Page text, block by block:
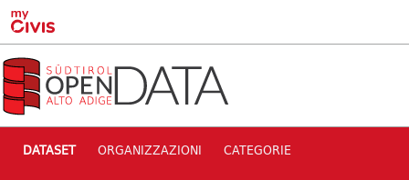
Skip to main content
DATASET ORGANIZZAZIONI CATEGORIE